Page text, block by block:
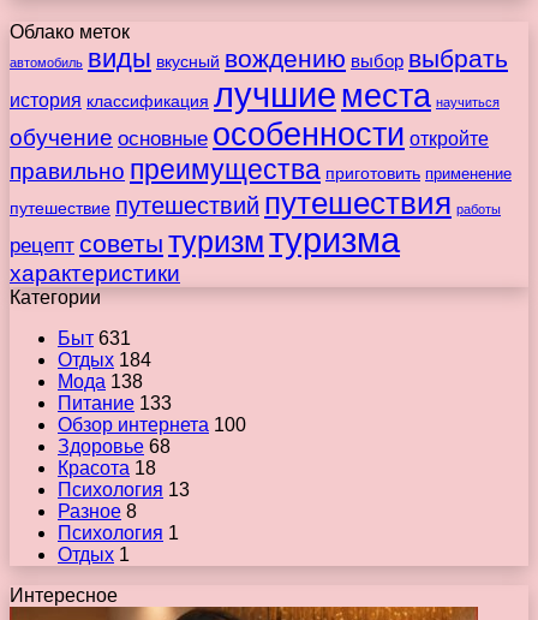
Облако меток
автомобиль виды вкусный вождению выбор выбрать
история классификация лучшиеместа научиться
обучение основные особенности откройте
правильно преимущества приготовить применение
путешествие путешествий путешествия работы
рецепт советы туризмтуризма
характеристики
Категории
Быт 631
Отдых 184
Мода 138
Питание 133
Обзор интернета 100
Здоровье 68
Красота 18
Психология 13
Разное 8
Психология 1
Отдых 1
Интересное